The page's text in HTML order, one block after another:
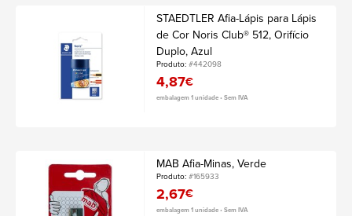
STAEDTLER Afia-Lápis para Lápis
de Cor Noris Club® 512, Orifício
Duplo, Azul
Produto:#442098
4,87€
embalagem 1 unidade • Sem IVA
MAB Afia-Minas, Verde
Produto:#165933
2,67€
embalagem 1 unidade • Sem IVA